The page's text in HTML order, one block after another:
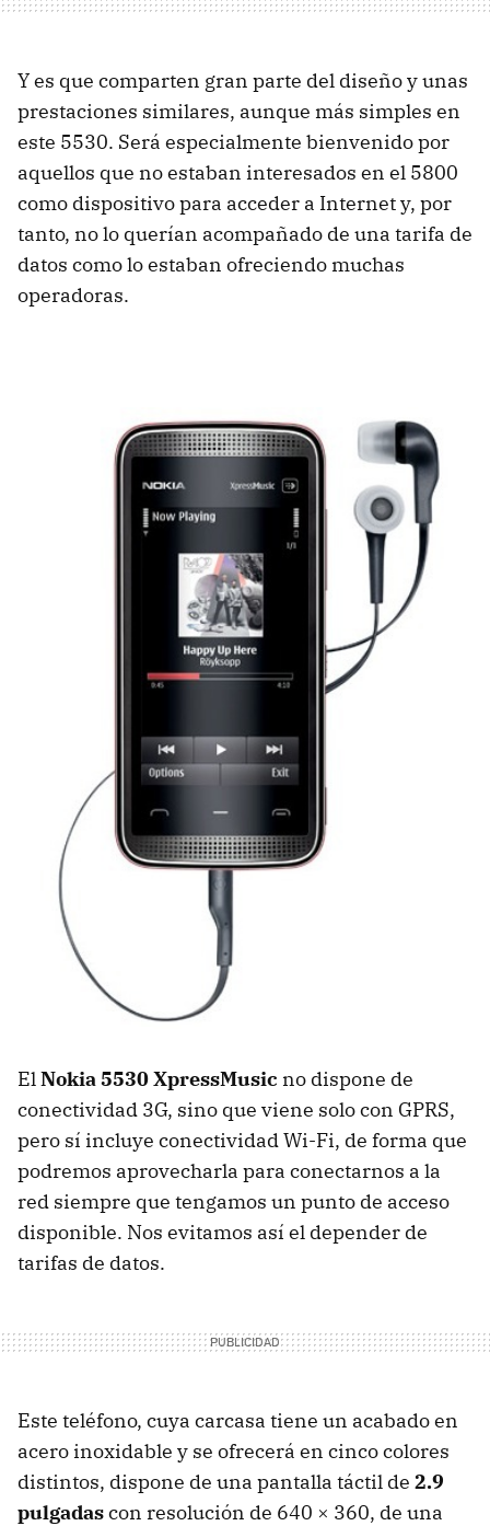
Y es que comparten gran parte del diseño y unas
prestaciones similares, aunque más simples en
este 5530. Será especialmente bienvenido por
aquellos que no estaban interesados en el 5800
como dispositivo para acceder a Internet y, por
tanto, no lo querían acompañado de una tarifa de
datos como lo estaban ofreciendo muchas
operadoras.
ElNokia 5530 XpressMusic no dispone de
conectividad 3G, sino que viene solo con GPRS,
pero sí incluye conectividad Wi-Fi, de forma que
podremos aprovecharla para conectarnos a la
red siempre que tengamos un punto de acceso
disponible. Nos evitamos así el depender de
tarifas de datos.
Este teléfono, cuya carcasa tiene un acabado en
acero inoxidable y se ofrecerá en cinco colores
distintos, dispone de una pantalla táctil de 2.9
pulgadascon resolución de 640 × 360, de una